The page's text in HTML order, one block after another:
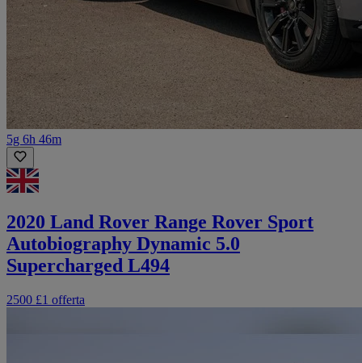
5g 6h 46m
2020 Land Rover Range Rover Sport
Autobiography Dynamic 5.0
Supercharged L494
2500 £1 offerta